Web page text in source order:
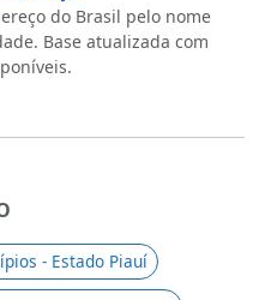
do Brasil pelo nome
Base atualizada com
- Estado Piauí